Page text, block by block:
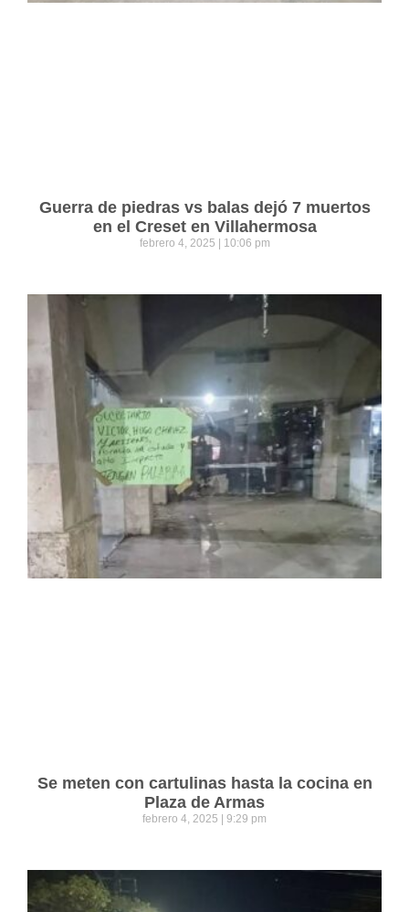
Guerra de piedras vs balas dejó 7 muertos
en el Creset en Villahermosa
febrero 4, 2025 10:06 pm
Se meten con cartulinas hasta la cocina en
Plaza de Armas
febrero 4, 2025 9:29 pm